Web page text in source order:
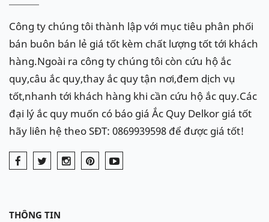
Công ty chúng tôi thành lập với mục tiêu phân phối
bán buôn bán lẻ giá tốt kèm chất lượng tốt tới khách
hàng.Ngoài ra công ty chúng tôi còn cứu hộ ắc
quy,câu ắc quy,thay ắc quy tận nơi,đem dịch vụ
tốt,nhanh tới khách hàng khi cần cứu hộ ắc quy.Các
đại lý ắc quy muốn có báo giá Ắc Quy Delkor giá tốt
hãy liên hệ theo SĐT: 0869939598 để được giá tốt!
THÔNG TIN